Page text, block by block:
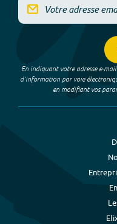
En indiquant votre adresse e-
d’information par voie
en modifiant vos